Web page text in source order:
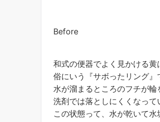
Before
和式の便器でよく見かける黄
俗にいう『サボったリング』
水が溜まるところのフチが
洗剤では落としにくくなって
この状態って、水が乾いて